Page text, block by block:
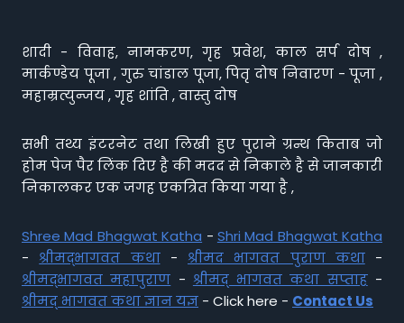
शादी - विवाह, नामकरण, गृह प्रवेश, काल सर्प दोष ,
मार्कण्डेय पूजा , गुरु चांडाल पूजा, पितृ दोष निवारण - पूजा ,
महाम्रत्युन्जय , गृह शांति , वास्तु दोष
सभी तथ्य इंटरनेट तथा लिखी हुए पुराने ग्रन्थ किताब जो
होम पेज पैर लिंक दिए है की मदद से निकाले है से जानकारी
निकालकर एक जगह एकत्रित किया गया है ,
Shree Mad Bhagwat Katha - Shri Mad Bhagwat Katha
- श्रीमद्भागवत कथा- श्रीमद भागवत पुराण कथा-
श्रीमद्भागवत महापुराण - श्रीमद् भागवत कथा सप्ताह-
श्रीमद् भागवत कथा ज्ञान यज्ञ - Click here - Contact Us